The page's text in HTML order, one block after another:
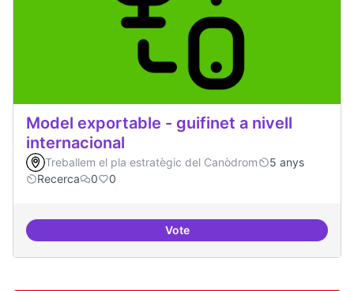
Model exportable - guifinet a nivell
internacional
Treballem el pla estratègic del Canòdrom
5 anys
Recerca
0 0
VoteModel exportable - guifinet a